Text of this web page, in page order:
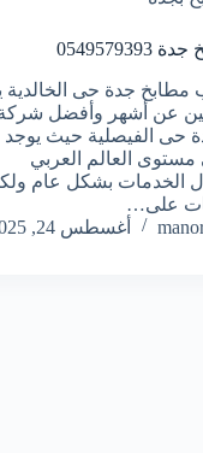
مطابخ جدة حى الخالدية
عن أشهر وأفضل
حى الفيصلية حيث يوجد
العالم العربي
الخدمات بشكل عام
على…
أغسطس 24, 2025